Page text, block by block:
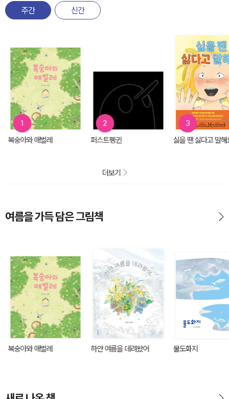
주간 신간
1
복숭아와 애벌레
2
퍼스트펭귄
3
싫을 땐 싫다고 말해
더보기
여름을 가득 담은 그림책
복숭아와 애벌레 하얀 여름을 데려왔어 물도화지